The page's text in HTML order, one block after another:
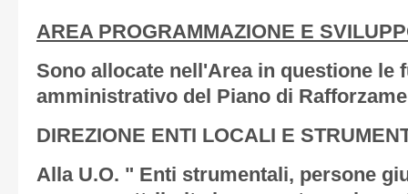
AREA PROGRAMMAZIONE E
Sono allocate nell'Area in questione le
amministrativo del Piano di
DIREZIONE ENTI LOCALI E
Alla U.O. " Enti strumentali, persone